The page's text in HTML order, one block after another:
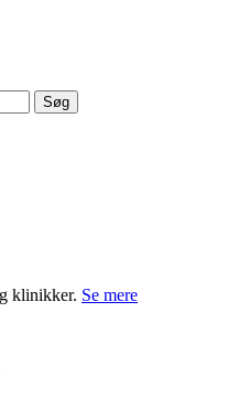
klinikker. Se mere